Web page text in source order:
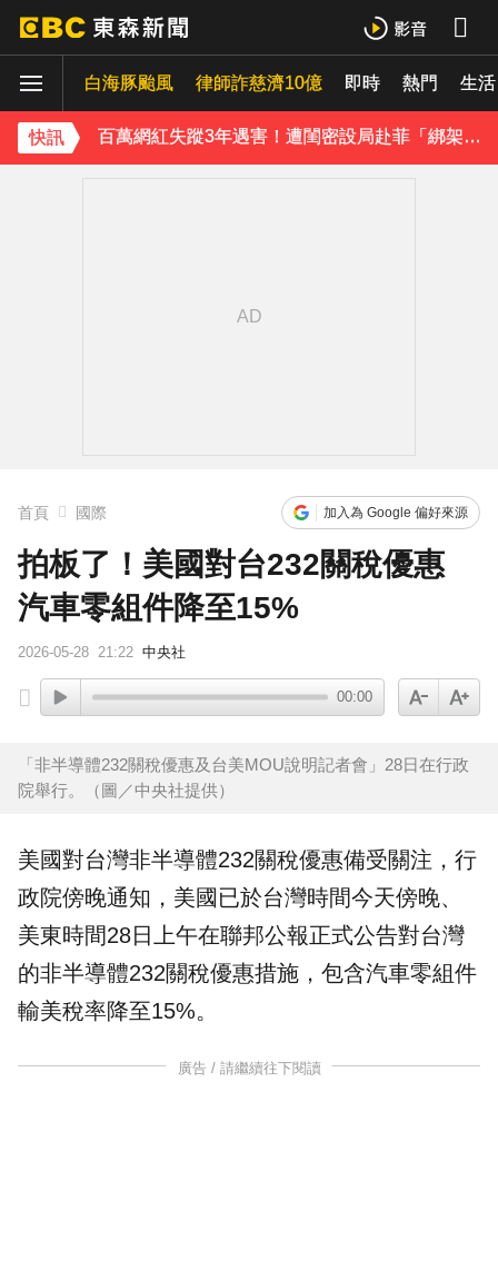
白海豚颱風 律師詐慈濟10億 即時 熱門 生活
快訊
庹宗康資產全給老婆！「名下只剩1台車」結婚15年保鮮秘訣曝
百萬網紅失蹤3年遇害！遭閨密設局赴菲「綁架撕票」千萬贖金救不回
首頁 國際 加入為 Google 偏好來源
拍板了！美國對台232關稅優惠
汽車零組件降至15%
2026-05-28 21:22 中央社
00:00
「非半導體232關稅優惠及台美MOU說明記者會」28日在行政
院舉行。（圖／中央社提供）
美國對台灣非半導體232關稅優惠備受關注，行
政院傍晚通知，美國已於台灣時間今天傍晚、
美東時間28日上午在聯邦公報正式公告對台灣
的非半導體232關稅優惠措施，包含汽車零組件
輸美稅率降至15%。
廣告 / 請繼續往下閱讀